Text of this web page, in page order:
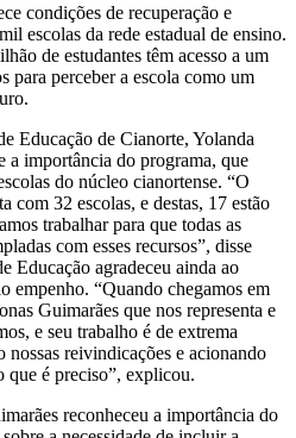
condições de recuperação e
escolas da rede estadual de ensino.
de estudantes têm acesso a um
para perceber a escola como um
Educação de Cianorte, Yolanda
a importância do programa, que
do núcleo cianortense. “O
com 32 escolas, e destas, 17 estão
trabalhar para que todas as
com esses recursos”, disse
Educação agradeceu ainda ao
empenho. “Quando chegamos em
Guimarães que nos representa e
e seu trabalho é de extrema
nossas reivindicações e acionando
que é preciso”, explicou.
reconheceu a importância do